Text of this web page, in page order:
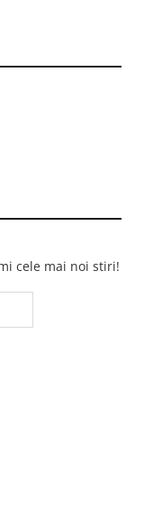
cele mai noi stiri!